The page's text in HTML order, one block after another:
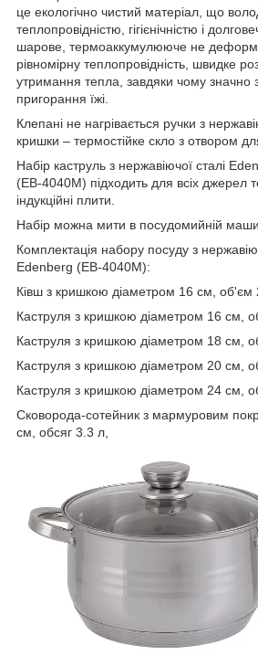
це екологічно чистий матеріал, що
теплопровідністю, гігієнічністю і
шарове, термоаккумулююче не
рівномірну теплопровідність, швидке
утримання тепла, завдяки чому значно
пригорання їжі.
Клепані не нагрівається ручки з
кришки – термостійке скло з отвором
Набір каструль з нержавіючої сталі
(EB-4040M) підходить для всіх джерел
індукційні плити.
Набір можна мити в посудомийній
Комплектація набору посуду з
Edenberg (EB-4040M):
Ківш з кришкою діаметром 16 см, об'єм
Каструля з кришкою діаметром 16 см,
Каструля з кришкою діаметром 18 см,
Каструля з кришкою діаметром 20 см,
Каструля з кришкою діаметром 24 см,
Сковорода-сотейник з мармуровим
см, обсяг 3.3 л,